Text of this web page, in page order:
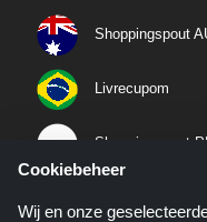
Shoppingspout
Livrecupom
Shoppingspout PL
Cookiebeheer
Wij en onze